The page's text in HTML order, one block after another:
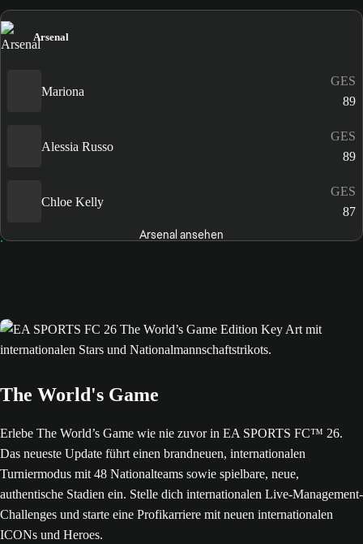
Arsenal
Mariona
GES
89
Alessia Russo
GES
89
Chloe Kelly
GES
87
Arsenal ansehen
The World's Game
Erlebe The World’s Game wie nie zuvor in EA SPORTS FC™ 26.
Das neueste Update führt einen brandneuen, internationalen
Turniermodus mit 48 Nationalteams sowie spielbare, neue,
authentische Stadien ein. Stelle dich internationalen Live-Management-
Challenges und starte eine Profikarriere mit neuen internationalen
ICONs und Heroes.